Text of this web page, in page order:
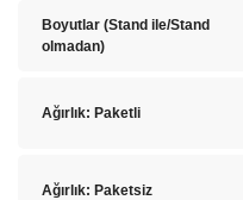
Boyutlar (Stand ile/Stand
olmadan)
Ağırlık: Paketli
Ağırlık: Paketsiz